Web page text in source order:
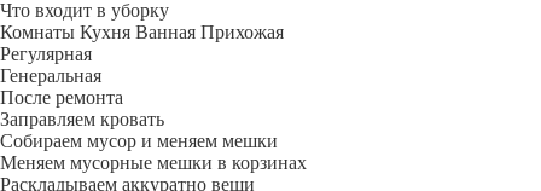
Что входит в уборку
Регу­лярная
Гене­ральная
После ремонта
Заправляем кровать
Собираем мусор и меняем мешки
Меняем мусорные мешки в корзинах
Раскладываем аккуратно вещи